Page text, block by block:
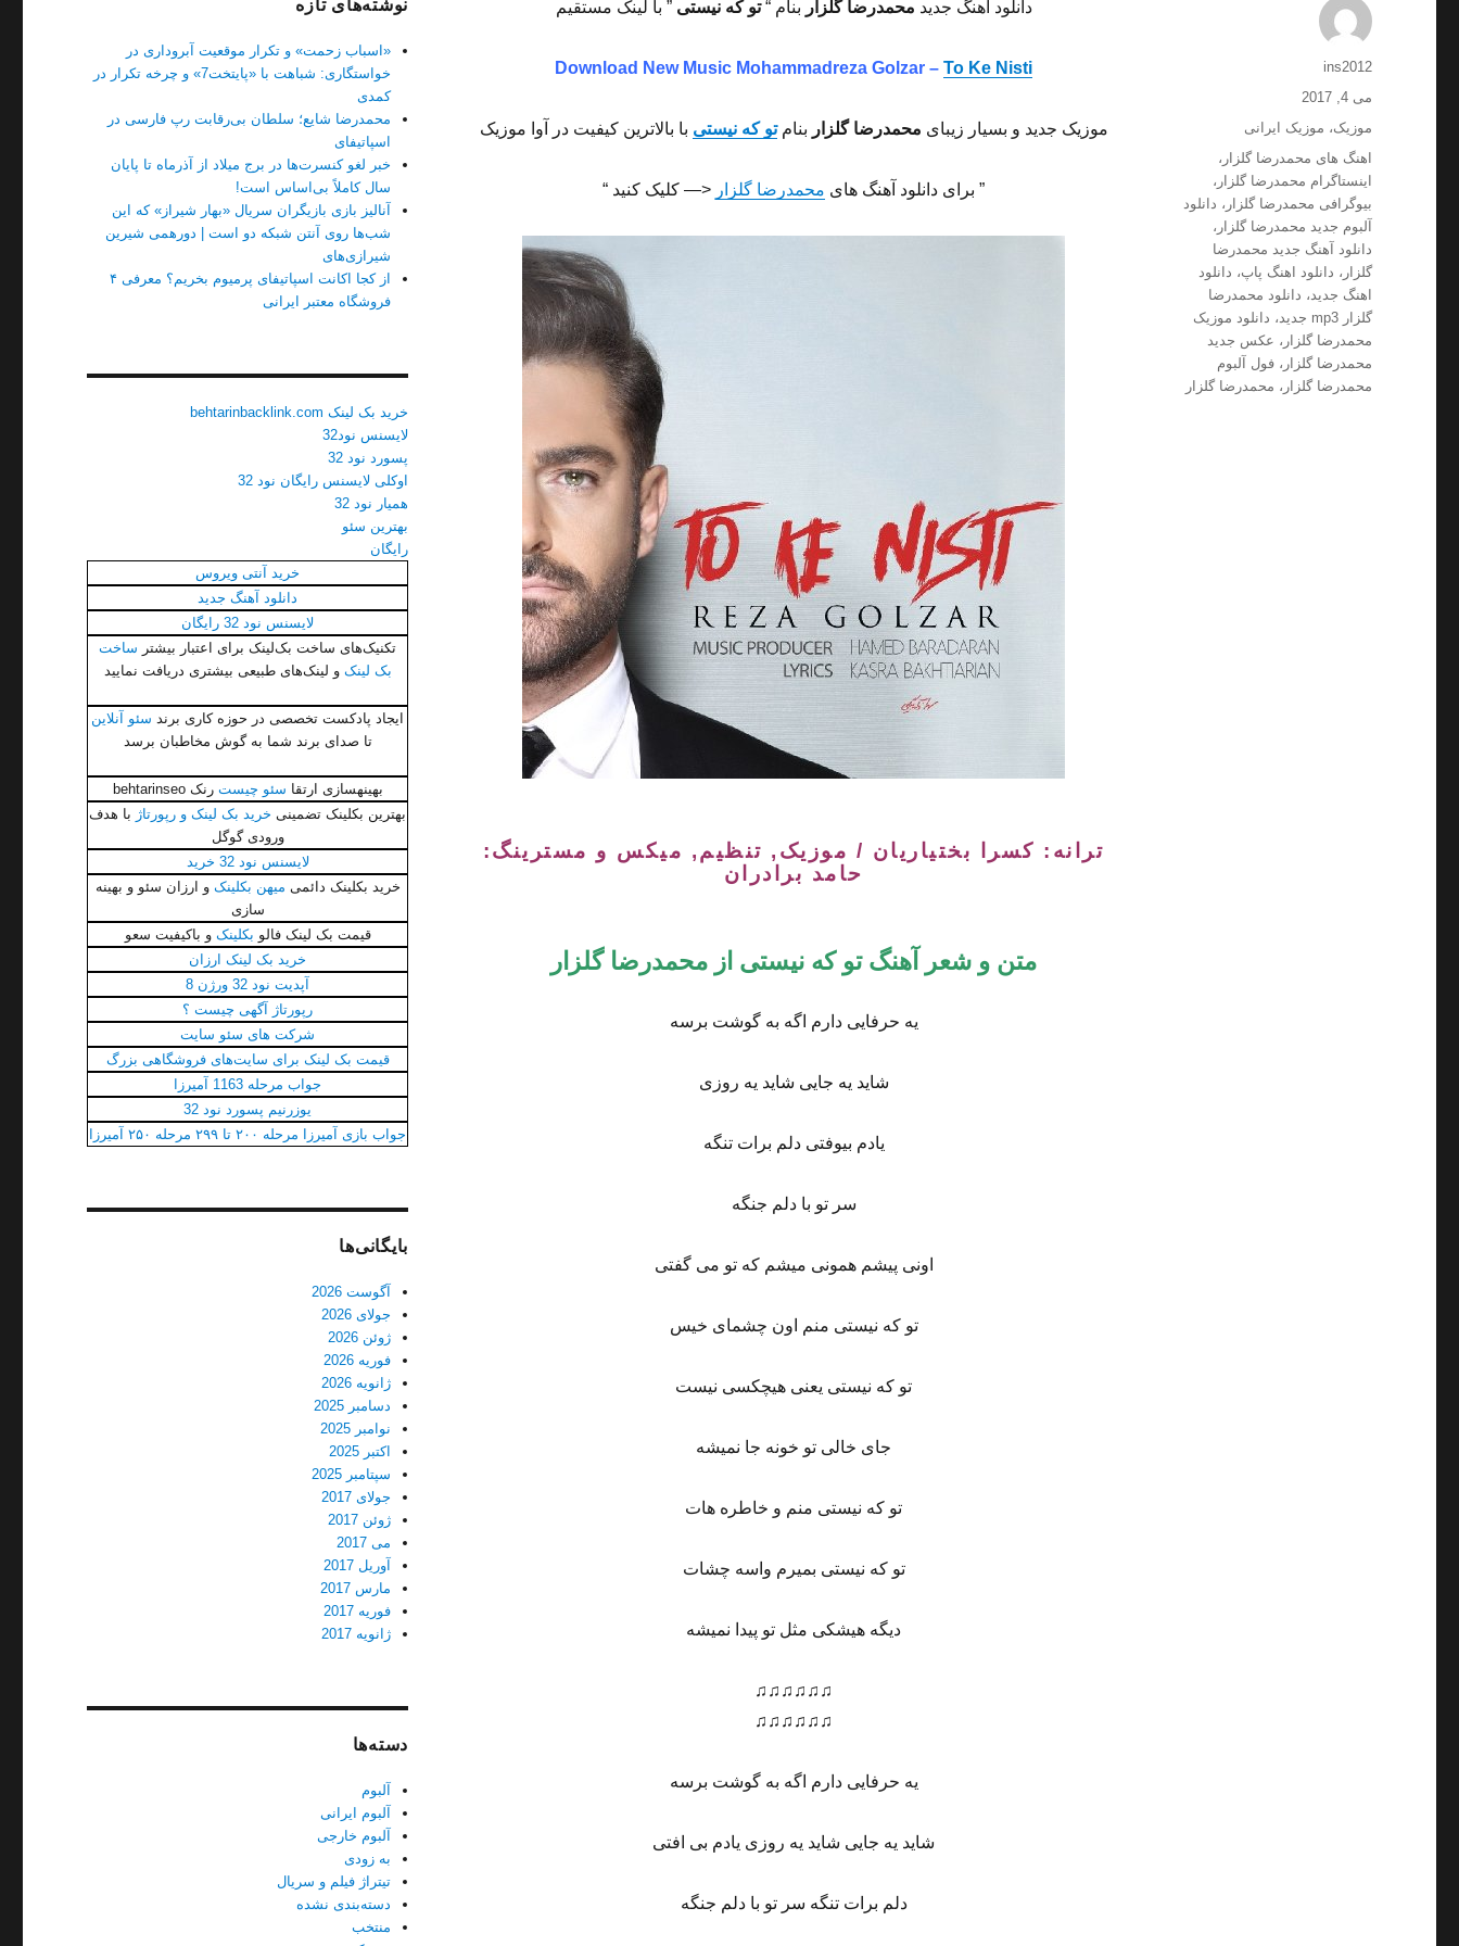
دانلود آهنگ جدید محمدرضا گلزار بنام “تو که نیستى” با لینک مستقیم
Download New Music Mohammadreza Golzar –To Ke Nisti
موزیک جدید و بسیار زیبای محمدرضا گلزار بنامتو که نیستى با بالاترین کیفیت در آوا موزیک
” برای دانلود آهنگ های محمدرضا گلزار <— کلیک کنید “
ترانه: کسرا بختیاریان / موزیک, تنظیم, میکس و مسترینگ:
حامد برادران
متن و شعر آهنگ تو که نیستی از محمدرضا گلزار
یه حرفایی دارم اگه به گوشت برسه
شاید یه جایی شاید یه روزی
یادم بیوفتی دلم برات تنگه
سر تو با دلم جنگه
اونی پیشم همونی میشم که تو می گفتی
تو که نیستی منم اون چشمای خیس
تو که نیستی یعنی هیچکسی نیست
جای خالی تو خونه جا نمیشه
تو که نیستی منم و خاطره هات
تو که نیستی بمیرم واسه چشات
دیگه هیشکی مثل تو پیدا نمیشه
♫♫♫♫♫♫
♫♫♫♫♫♫
یه حرفایی دارم اگه به گوشت برسه
شاید یه جایی شاید یه روزی یادم بی افتی
دلم برات تنگه سر تو با دلم جنگه
نویسنده
ins2012
ارسال
شده
می 4, 2017
دسته‌ها
موزیک، موزیک ایرانی
برچسب‌ها
اهنگ های محمدرضا گلزار ،
اینستاگرام محمدرضا گلزار ،
بیوگرافی محمدرضا گلزار ، دانلود
آلبوم جدید محمدرضا گلزار ،
دانلود آهنگ جدید محمدرضا
گلزار ، دانلود اهنگ پاپ، دانلود
اهنگ جدید، دانلود محمدرضا
گلزار mp3 جدید
، دانلود موزیک
محمدرضا گلزار ، عکس جدید
محمدرضا گلزار ،فول آلبوم
محمدرضا گلزار ، محمدرضا گلزار
نوشته‌های تازه
«اسباب زحمت» و تکرار موقعیت آبروداری در
خواستگاری: شباهت با «پایتخت7» و چرخه تکرار در
کمدی
محمدرضا شایع؛ سلطان بی‌رقابت رپ فارسی در
اسپاتیفای
خبر لغو کنسرت‌ها در برج میلاد از آذرماه تا پایان
سال کاملاً بی‌اساس است!
آنالیز بازی بازیگران سریال «بهار شیراز» که این
شب‌ها روی آنتن شبکه دو است | دورهمی شیرین
شیرازی‌های
از کجا اکانت اسپاتیفای پرمیوم بخریم؟ معرفی ۴
فروشگاه معتبر ایرانی
خرید بک لینک behtarinbacklink.com
لایسنس نود32
پسورد نود 32
اوکلی لایسنس رایگان نود 32
همیار نود 32
بهترین سئو
رایگان
خرید آنتی ویروس
دانلود آهنگ جدید
لایسنس نود 32 رایگان
تکنیک‌های ساخت بک‌لینک برای اعتبار بیشتر ساخت
بک لینک و لینک‌های طبیعی بیشتری دریافت نمایید
ایجاد پادکست تخصصی در حوزه کاری برند سئو آنلاین
تا صدای برند شما به گوش مخاطبان برسد
بهینهسازی ارتقا سئو چیست رنک behtarinseo
بهترین بکلینک تضمینی خرید بک لینک و رپورتاژ با هدف
ورودی گوگل
لایسنس نود 32 خرید
خرید بکلینک دائمی میهن بکلینک و ارزان سئو و بهینه
سازی
قیمت بک لینک فالو بکلینک و باکیفیت سعو
خرید بک لینک ارزان
آپدیت نود 32 ورژن 8
رپورتاژ آگهی چیست ؟
شرکت‌ های سئو سایت
قیمت بک لینک برای سایت‌های فروشگاهی بزرگ
جواب مرحله 1163 آمیرزا
یوزرنیم پسورد نود 32
جواب بازی آمیرزا مرحله ۲۰۰ تا ۲۹۹ مرحله ۲۵۰ آمیرزا
بایگانی‌ها
آگوست 2026
جولای 2026
ژوئن 2026
فوریه 2026
ژانویه 2026
دسامبر 2025
نوامبر 2025
اکتبر 2025
سپتامبر 2025
جولای 2017
ژوئن 2017
می 2017
آوریل 2017
مارس 2017
فوریه 2017
ژانویه 2017
دسته‌ها
آلبوم
آلبوم ایرانی
آلبوم خارجی
به زودی
تیتراژ فیلم و سریال
دسته‌بندی نشده
منتخب